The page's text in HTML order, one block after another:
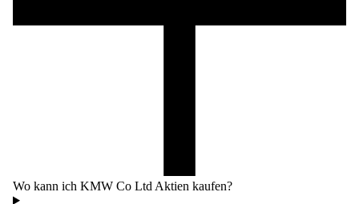
Wo kann ich KMW Co Ltd Aktien kaufen?